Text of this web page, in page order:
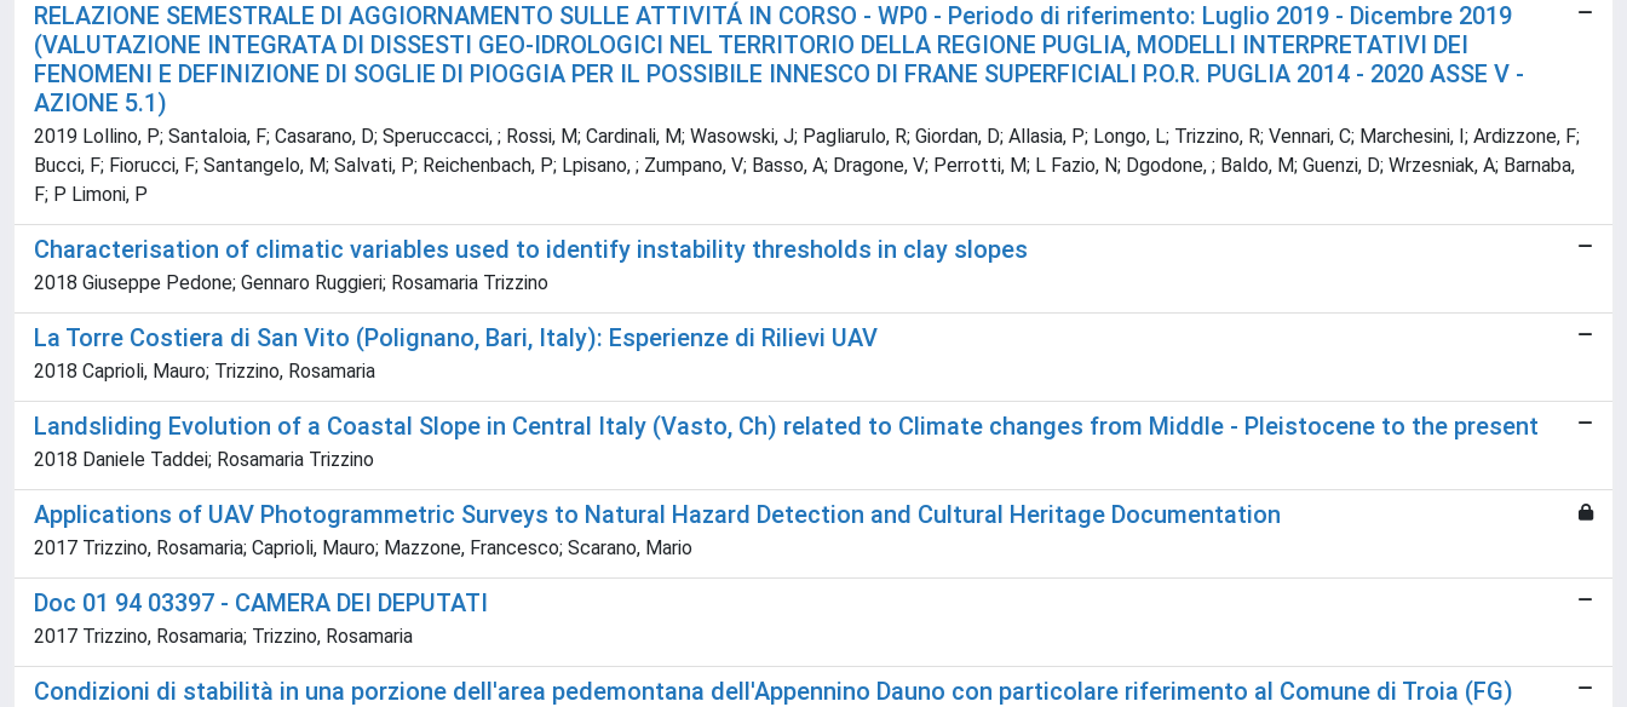
RELAZIONE SEMESTRALE DI AGGIORNAMENTO SULLE ATTIVITÁ IN CORSO - WP0 - Periodo di riferimento: Luglio 2019 - Dicembre 2019
(VALUTAZIONE INTEGRATA DI DISSESTI GEO-IDROLOGICI NEL TERRITORIO DELLA REGIONE PUGLIA, MODELLI INTERPRETATIVI DEI
FENOMENI E DEFINIZIONE DI SOGLIE DI PIOGGIA PER IL POSSIBILE INNESCO DI FRANE SUPERFICIALI P.O.R. PUGLIA 2014 - 2020 ASSE V -
AZIONE 5.1)
2019 Lollino, P; Santaloia, F; Casarano, D; Speruccacci, ; Rossi, M; Cardinali, M; Wasowski, J; Pagliarulo, R; Giordan, D; Allasia, P; Longo, L; Trizzino, R; Vennari, C; Marchesini, I; Ardizzone, F;
Bucci, F; Fiorucci, F; Santangelo, M; Salvati, P; Reichenbach, P; Lpisano, ; Zumpano, V; Basso, A; Dragone, V; Perrotti, M; L Fazio, N; Dgodone, ; Baldo, M; Guenzi, D; Wrzesniak, A; Barnaba,
F; P Limoni, P
Characterisation of climatic variables used to identify instability thresholds in clay slopes
2018 Giuseppe Pedone; Gennaro Ruggieri; Rosamaria Trizzino
La Torre Costiera di San Vito (Polignano, Bari, Italy): Esperienze di Rilievi UAV
2018 Caprioli, Mauro; Trizzino, Rosamaria
Landsliding Evolution of a Coastal Slope in Central Italy (Vasto, Ch) related to Climate changes from Middle - Pleistocene to the present
2018 Daniele Taddei; Rosamaria Trizzino
Applications of UAV Photogrammetric Surveys to Natural Hazard Detection and Cultural Heritage Documentation
2017 Trizzino, Rosamaria; Caprioli, Mauro; Mazzone, Francesco; Scarano, Mario
Doc 01 94 03397 - CAMERA DEI DEPUTATI
2017 Trizzino, Rosamaria; Trizzino, Rosamaria
Condizioni di stabilità in una porzione dell'area pedemontana dell'Appennino Dauno con particolare riferimento al Comune di Troia (FG)